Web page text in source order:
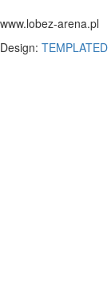
www.lobez-arena.pl
Design: TEMPLATED